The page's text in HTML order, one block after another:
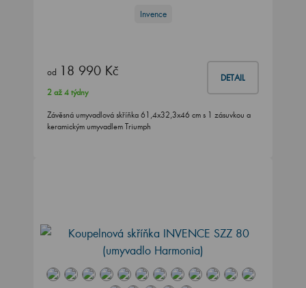
Invence
od 18 990 Kč DETAIL
2 až 4 týdny
Závěsná umyvadlová skříňka 61,4x32,3x46 cm s 1 zásuvkou a
keramickým umyvadlem Triumph